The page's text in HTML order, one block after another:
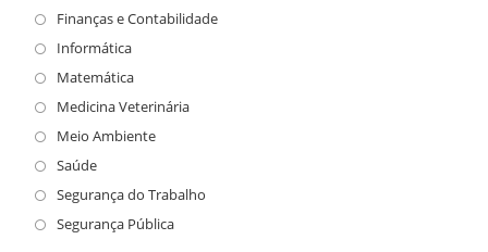
Finanças e Contabilidade
Informática
Matemática
Medicina Veterinária
Meio Ambiente
Saúde
Segurança do Trabalho
Segurança Pública